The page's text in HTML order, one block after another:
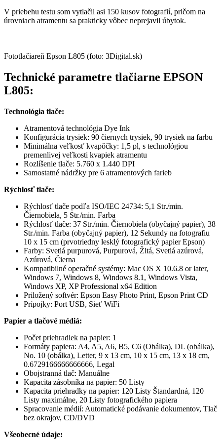
V priebehu testu som vytlačil asi 150 kusov fotografií, pričom na
úrovniach atramentu sa prakticky vôbec neprejavil úbytok.
Fototlačiareň Epson L805 (foto: 3Digital.sk)
Technické parametre tlačiarne EPSON
L805:
Technológia tlače:
Atramentová technológia Dye Ink
Konfigurácia trysiek: 90 čiernych trysiek, 90 trysiek na farbu
Minimálna veľkosť kvapôčky: 1,5 pl, s technológiou
premenlivej veľkosti kvapiek atramentu
Rozlíšenie tlače: 5.760 x 1.440 DPI
Samostatné nádržky pre 6 atramentových farieb
Rýchlosť tlače:
Rýchlosť tlače podľa ISO/IEC 24734: 5,1 Str./min.
Čiernobiela, 5 Str./min. Farba
Rýchlosť tlače: 37 Str./min. Čiernobiela (obyčajný papier), 38
Str./min. Farba (obyčajný papier), 12 Sekundy na fotografiu
10 x 15 cm (prvotriedny lesklý fotografický papier Epson)
Farby: Svetlá purpurová, Purpurová, Žltá, Svetlá azúrová,
Azúrová, Čierna
Kompatibilné operačné systémy: Mac OS X 10.6.8 or later,
Windows 7, Windows 8, Windows 8.1, Windows Vista,
Windows XP, XP Professional x64 Edition
Priložený softvér: Epson Easy Photo Print, Epson Print CD
Prípojky: Port USB, Sieť WiFi
Papier a tlačové médiá:
Počet priehradiek na papier: 1
Formáty papiera: A4, A5, A6, B5, C6 (Obálka), DL (obálka),
No. 10 (obálka), Letter, 9 x 13 cm, 10 x 15 cm, 13 x 18 cm,
0.6729166666666666, Legal
Obojstranná tlač: Manuálne
Kapacita zásobníka na papier: 50 Listy
Kapacita priehradky na papier: 120 Listy Štandardná, 120
Listy maximálne, 20 Listy fotografického papiera
Spracovanie médií: Automatické podávanie dokumentov, Tlač
bez okrajov, CD/DVD
Všeobecné údaje: